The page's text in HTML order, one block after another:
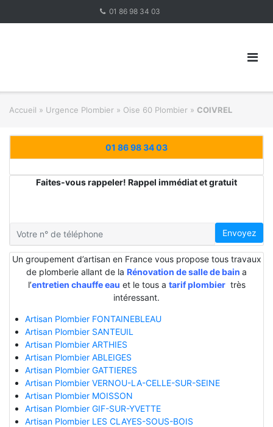
01 86 98 34 03
Accueil » Urgence Plombier » Oise 60 Plombier » COIVREL
01 86 98 34 03
Faites-vous rappeler! Rappel immédiat et gratuit
Envoyez
Un groupement d’artisan en France vous propose tous travaux
de plomberie allant de la Rénovation de salle de bain a
l’entretien chauffe eau et le tous a tarif plombiertrès
intéressant.
Artisan Plombier FONTAINEBLEAU
Artisan Plombier SANTEUIL
Artisan Plombier ARTHIES
Artisan Plombier ABLEIGES
Artisan Plombier GATTIERES
Artisan Plombier VERNOU-LA-CELLE-SUR-SEINE
Artisan Plombier MOISSON
Artisan Plombier GIF-SUR-YVETTE
Artisan Plombier LES CLAYES-SOUS-BOIS